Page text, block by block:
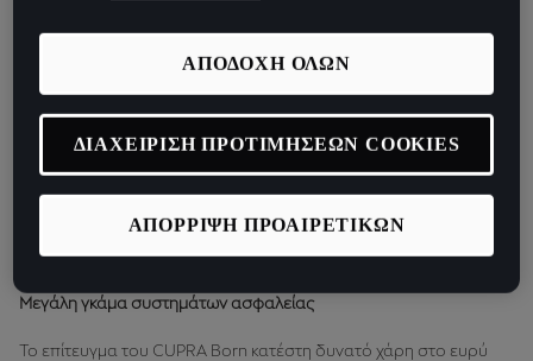
αυτή τη φορά σε ένα 100% ηλεκτρικό μοντέλο.
στον ηλεκτρικό κόσμο αλλά επίσης τα υψηλότερα πρότυπα
ασφαλείας στην αγορά»,δήλωσε ο Dr. Werner Tietz, Executive
Vice-President for Research and Development της CUPRA.«Το
έχουμε αποδείξει αυτό στο παρελθόν με το CUPRA Formentor
και το CUPRA Leon και τώρα συνεχίσαμε τη δέσμευσή μας για την
ασφάλεια με τη βαθμολογία 5 αστέρων του CUPRA Born».
Μεγάλη γκάμα συστημάτων ασφαλείας
Το επίτευγμα του CUPRA Born κατέστη δυνατό χάρη στο ευρύ
ΑΠΟΡΡΙΨΗ ΠΡΟΑΙΡΕΤΙΚΩΝ
ΑΠΟΔΟΧΗ ΟΛΩΝ
ΔΙΑΧΕΙΡΙΣΗ ΠΡΟΤΙΜΗΣΕΩΝ COOKIES